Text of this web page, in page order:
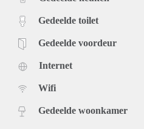
Gedeelde toilet
Gedeelde voordeur
Internet
Wifi
Gedeelde woonkamer